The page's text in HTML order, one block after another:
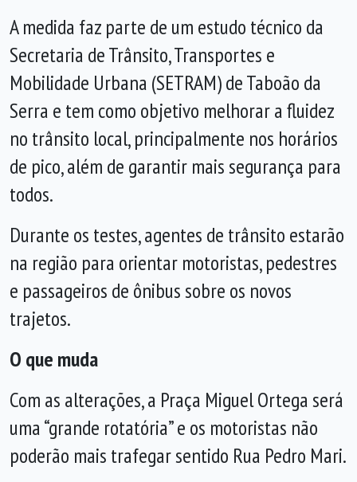
A medida faz parte de um estudo técnico da
Secretaria de Trânsito, Transportes e
Mobilidade Urbana (SETRAM) de Taboão da
Serra e tem como objetivo melhorar a fluidez
no trânsito local, principalmente nos horários
de pico, além de garantir mais segurança para
todos.
Durante os testes, agentes de trânsito estarão
na região para orientar motoristas, pedestres
e passageiros de ônibus sobre os novos
trajetos.
O que muda
Com as alterações, a Praça Miguel Ortega será
uma “grande rotatória” e os motoristas não
poderão mais trafegar sentido Rua Pedro Mari.